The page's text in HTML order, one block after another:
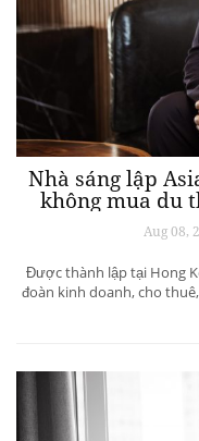
Nhà sáng lập
không mua du
Aug 08,
Được thành lập tại Hong
đoàn kinh doanh, cho